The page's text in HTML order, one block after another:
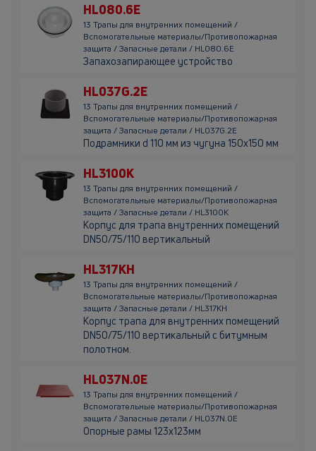
HL080.6E
13 Трапы для внутренних помещений /
Вспомогательные материалы/Противопожарная
защита / Запасные детали / HL080.6E
Запахозапирающее устройство
HL037G.2E
13 Трапы для внутренних помещений /
Вспомогательные материалы/Противопожарная
защита / Запасные детали / HL037G.2E
Подрамники d 110 мм из чугуна 150х150 мм
HL3100K
13 Трапы для внутренних помещений /
Вспомогательные материалы/Противопожарная
защита / Запасные детали / HL3100K
Корпус для трапа внутренних помещений
DN50/75/110 вертикальный
HL317KH
13 Трапы для внутренних помещений /
Вспомогательные материалы/Противопожарная
защита / Запасные детали / HL317KH
Корпус трапа для внутренних помещений
DN50/75/110 вертикальный с битумным
полотном.
HL037N.0E
13 Трапы для внутренних помещений /
Вспомогательные материалы/Противопожарная
защита / Запасные детали / HL037N.0E
Опорные рамы 123х123мм